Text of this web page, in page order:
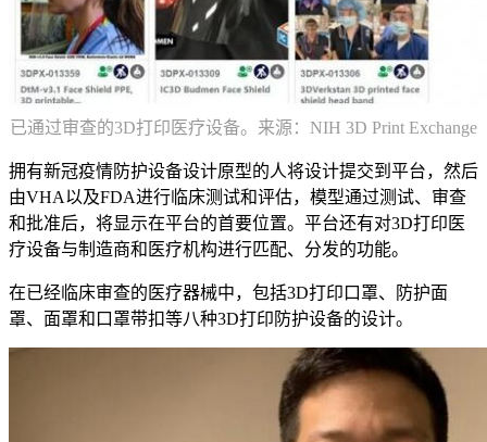
已通过审查的3D打印医疗设备。来源：NIH 3D Print Exchange
拥有新冠疫情防护设备设计原型的人将设计提交到平台，然后
由VHA以及FDA进行临床测试和评估，模型通过测试、审查
和批准后，将显示在平台的首要位置。平台还有对3D打印医
疗设备与制造商和医疗机构进行匹配、分发的功能。
在已经临床审查的医疗器械中，包括3D打印口罩、防护面
罩、面罩和口罩带扣等八种3D打印防护设备的设计。